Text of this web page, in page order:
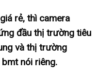
rẻ, thì camera
đầu thị trường tiêu
và thị trường
nói riêng.